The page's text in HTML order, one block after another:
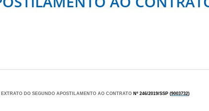
EXTRATO DO SEGUNDO APOSTILAMENTO AO CONTRATO Nº 246/2019/SSP (9003732)